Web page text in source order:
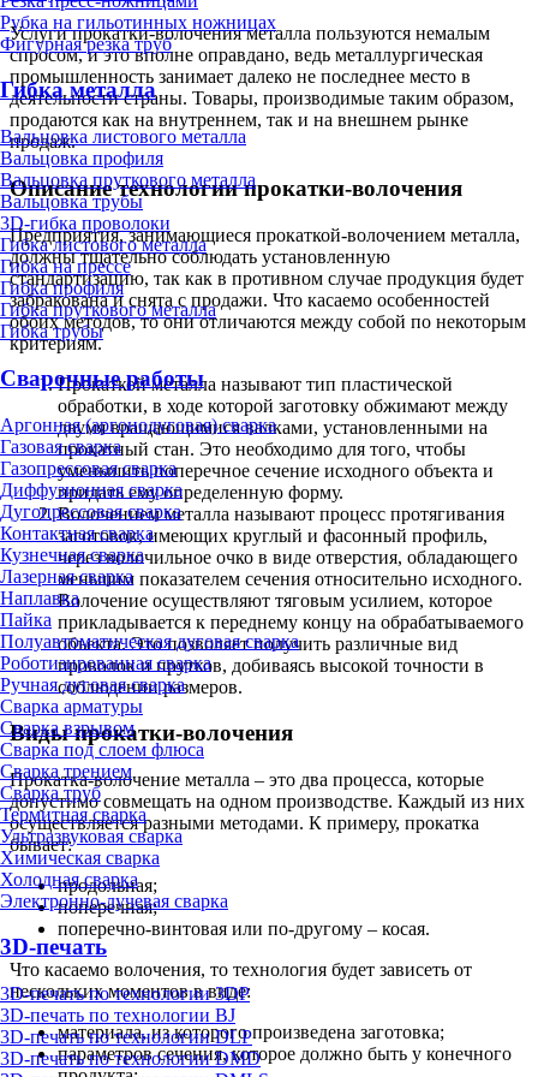
Рубка на гильотинных ножницах
Фигурная резка труб
Гибка металла
Вальцовка листового металла
Вальцовка профиля
Вальцовка пруткового металла
Вальцовка трубы
3D-гибка проволоки
Гибка листового металла
Гибка на прессе
Гибка профиля
Гибка пруткового металла
Гибка трубы
Сварочные работы
Аргонная (аргонодуговая) сварка
Газовая сварка
Газопрессовая сварка
Диффузионная сварка
Дугопрессовая сварка
Контактная сварка
Кузнечная сварка
Лазерная сварка
Наплавка
Пайка
Полуавтоматическая дуговая сварка
Роботизированная сварка
Ручная дуговая сварка
Сварка арматуры
Сварка взрывом
Сварка под слоем флюса
Сварка трением
Сварка труб
Термитная сварка
Ультразвуковая сварка
Химическая сварка
Холодная сварка
Электронно-лучевая сварка
3D-печать
3D-печать по технологии 3DP
3D-печать по технологии BJ
3D-печать по технологии DLP
3D-печать по технологии DMD
Услуги прокатки-волочения металла пользуются немалым
спросом, и это вполне оправдано, ведь металлургическая
промышленность занимает далеко не последнее место в
деятельности страны. Товары, производимые таким образом,
продаются как на внутреннем, так и на внешнем рынке
продаж.
Описание технологии прокатки-волочения
Предприятия, занимающиеся прокаткой-волочением металла,
должны тщательно соблюдать установленную
стандартизацию, так как в противном случае продукция будет
забракована и снята с продажи. Что касаемо особенностей
обоих методов, то они отличаются между собой по некоторым
критериям.
Прокаткой металла называют тип пластической
обработки, в ходе которой заготовку обжимают между
двумя вращающимися валками, установленными на
прокатный стан. Это необходимо для того, чтобы
уменьшить поперечное сечение исходного объекта и
придать ему определенную форму.
Волочением металла называют процесс протягивания
заготовок, имеющих круглый и фасонный профиль,
через волочильное очко в виде отверстия, обладающего
меньшим показателем сечения относительно исходного.
Волочение осуществляют тяговым усилием, которое
прикладывается к переднему концу на обрабатываемого
объекта. Это позволяет получить различные вид
проволок и прутков, добиваясь высокой точности в
соблюдении размеров.
Виды прокатки-волочения
Прокатка-волочение металла – это два процесса, которые
допустимо совмещать на одном производстве. Каждый из них
осуществляется разными методами. К примеру, прокатка
бывает:
продольная;
поперечная;
поперечно-винтовая или по-другому – косая.
Что касаемо волочения, то технология будет зависеть от
нескольких моментов в виде:
материала, из которого произведена заготовка;
параметров сечения, которое должно быть у конечного